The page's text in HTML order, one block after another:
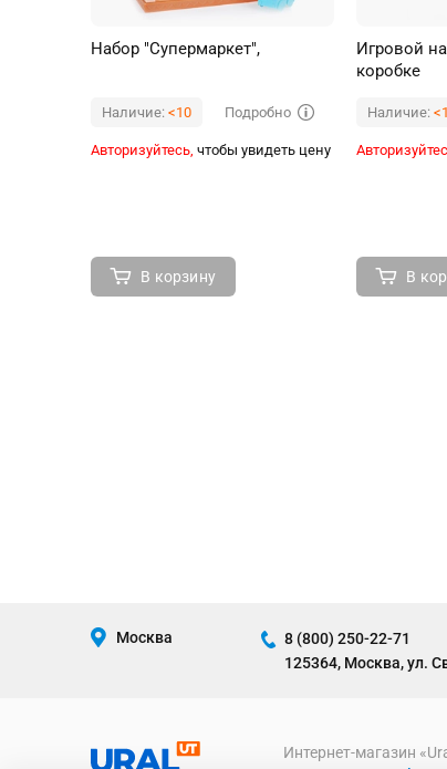
Набор "Супермаркет",
Наличие: <10 Подробно
Авторизуйтесь, чтобы увидеть цену
В корзину
Игровой
коробке
Наличие:
В
Москва
8 (800) 250-22-71
125364, Москва, ул.
Интернет-магазин